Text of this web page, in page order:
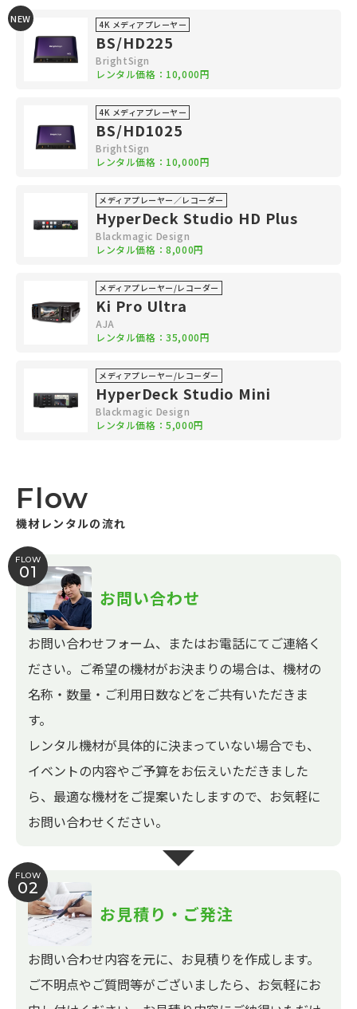
NEW 4K メディアプレーヤー
BS/HD225
BrightSign
レンタル価格：10,000円
4K メディアプレーヤー
BS/HD1025
BrightSign
レンタル価格：10,000円
メディアプレーヤー／レコーダー
HyperDeck Studio HD Plus
Blackmagic Design
レンタル価格：8,000円
メディアプレーヤー/レコーダー
Ki Pro Ultra
AJA
レンタル価格：35,000円
メディアプレーヤー/レコーダー
HyperDeck Studio Mini
Blackmagic Design
レンタル価格：5,000円
Flow
機材レンタルの流れ
FLOW
01
お問い合わせ
お問い合わせフォーム、またはお電話にてご連絡く
ださい。ご希望の機材がお決まりの場合は、機材の
名称・数量・ご利用日数などをご共有いただきま
す。
レンタル機材が具体的に決まっていない場合でも、
イベントの内容やご予算をお伝えいただきました
ら、最適な機材をご提案いたしますので、お気軽に
お問い合わせください。
FLOW
02
お見積り・ご発注
お問い合わせ内容を元に、お見積りを作成します。
ご不明点やご質問等がございましたら、お気軽にお